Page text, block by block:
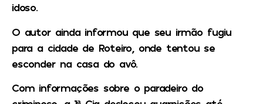
idoso.
O autor ainda informou que seu irmão fugiu
para a cidade de Roteiro, onde tentou se
esconder na casa do avô.
Com informações sobre o paradeiro do